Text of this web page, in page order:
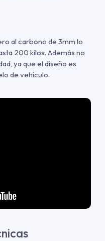
al carbono de 3mm lo
200 kilos. Además no
ya que el diseño es
de vehículo.